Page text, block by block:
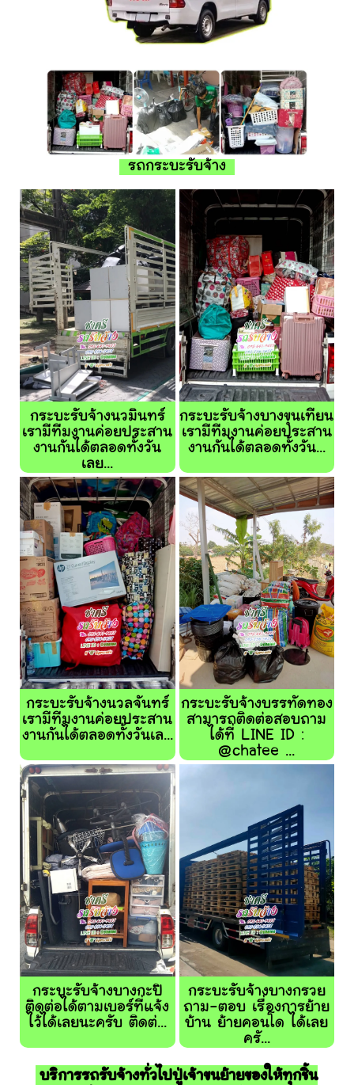
รถกระบะรับจ้าง
กระบะรับจ้างนวมินทร์
เรามีทีมงานค่อยประสาน
งานกันได้ตลอดทั้งวัน
เลย...
กระบะรับจ้างบางขุนเทียน
เรามีทีมงานค่อยประสาน
งานกันได้ตลอดทั้งวัน...
กระบะรับจ้างนวลจันทร์
เรามีทีมงานค่อยประสาน
งานกันได้ตลอดทั้งวันเล...
กระบะรับจ้างบรรทัดทอง
สามารถติดต่อสอบถาม
ได้ที่ LINE ID :
@chatee ...
กระบะรับจ้างบางกะปิ
ติดต่อได้ตามเบอร์ที่แจ้ง
ไว้ได้เลยนะครับ ติดต่...
กระบะรับจ้างบางกรวย
ถาม-ตอบ เรื่องการย้าย
บ้าน ย้ายคอนโด ได้เลย
ครั...
บริการรถรับจ้างทั่วไปปู่เจ้าขนย้ายของให้ทุกชิ้น